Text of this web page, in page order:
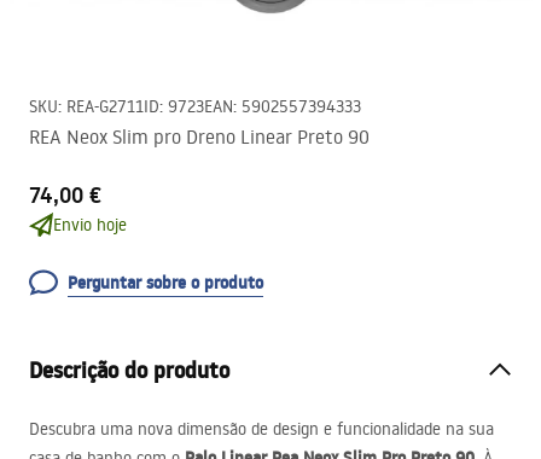
SKU: REA-G2711ID: 9723EAN: 5902557394333
REA Neox Slim pro Dreno Linear Preto 90
74,00 €
Envio hoje
Perguntar sobre o produto
Descrição do produto
Descubra uma nova dimensão de design e funcionalidade na sua